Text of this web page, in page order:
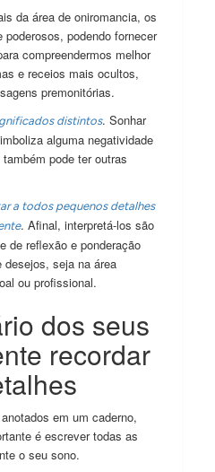
da área de oniromancia, os
podendo fornecer
compreendermos melhor
e receios mais ocultos,
premonitórias.
distintos. Sonhar
alguma negatividade
pode ter outras
a todos pequenos detalhes
. Afinal, interpretá-los são
de reflexão e ponderação
desejos, seja na área
ou profissional.
dos seus
recordar
em um caderno,
é escrever todas as
o seu sono.